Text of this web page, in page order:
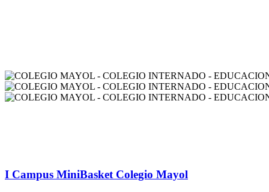
I Campus MiniBasket Colegio Mayol